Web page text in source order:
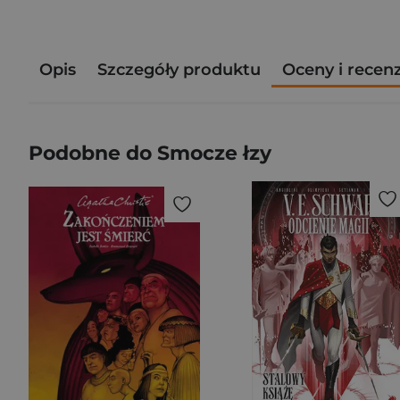
Opis Szczegóły produktu Oceny i
Podobne do Smocze łzy